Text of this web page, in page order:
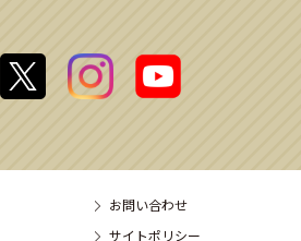
お問い合わせ
サイトポリシー